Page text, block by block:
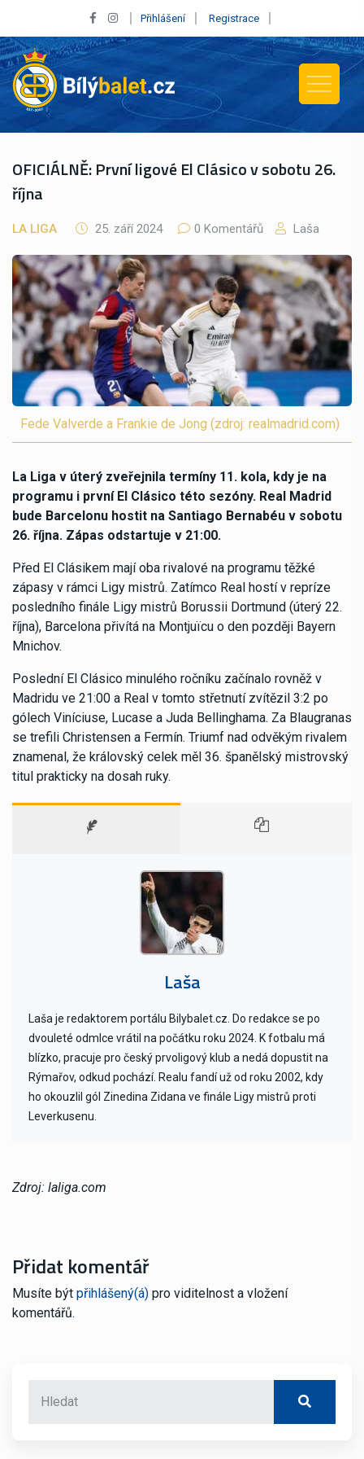
Přihlášení Registrace
OFICIÁLNĚ: První ligové El Clásico v sobotu 26.
října
LA LIGA 25. září 2024 0 Komentářů Laša
Fede Valverde a Frankie de Jong (zdroj: realmadrid.com)
La Liga v úterý zveřejnila termíny 11. kola, kdy je na
programu i první El Clásico této sezóny. Real Madrid
bude Barcelonu hostit na Santiago Bernabéu v sobotu
26. října. Zápas odstartuje v 21:00.
Před El Clásikem mají oba rivalové na programu těžké
zápasy v rámci Ligy mistrů. Zatímco Real hostí v repríze
posledního finále Ligy mistrů Borussii Dortmund (úterý 22.
října), Barcelona přivítá na Montjuïcu o den později Bayern
Mnichov.
Poslední El Clásico minulého ročníku začínalo rovněž v
Madridu ve 21:00 a Real v tomto střetnutí zvítězil 3:2 po
gólech Viníciuse, Lucase a Juda Bellinghama. Za Blaugranas
se trefili Christensen a Fermín. Triumf nad odvěkým rivalem
znamenal, že královský celek měl 36. španělský mistrovský
titul prakticky na dosah ruky.
Laša
Laša je redaktorem portálu Bilybalet.cz. Do redakce se po
dvouleté odmlce vrátil na počátku roku 2024. K fotbalu má
blízko, pracuje pro český prvoligový klub a nedá dopustit na
Rýmařov, odkud pochází. Realu fandí už od roku 2002, kdy
ho okouzlil gól Zinedina Zidana ve finále Ligy mistrů proti
Leverkusenu.
Zdroj: laliga.com
Přidat komentář
Musíte být přihlášený(á) pro viditelnost a vložení
komentářů.